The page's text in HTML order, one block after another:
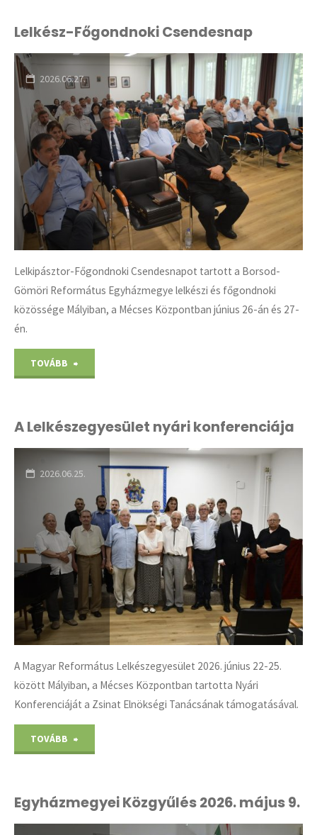
Lelkész-Főgondnoki Csendesnap
2026.06.27.
Lelkipásztor-Főgondnoki Csendesnapot tartott a Borsod-
Gömöri Református Egyházmegye lelkészi és főgondnoki
közössége Mályiban, a Mécses Központban június 26-án és 27-
én.
TOVÁBB
Csendesnap"
A Lelkészegyesület nyári konferenciája
2026.06.25.
A Magyar Református Lelkészegyesület 2026. június 22-25.
között Mályiban, a Mécses Központban tartotta Nyári
Konferenciáját a Zsinat Elnökségi Tanácsának támogatásával.
TOVÁBB
nyári
konferenciája"
Egyházmegyei Közgyűlés 2026. május 9.